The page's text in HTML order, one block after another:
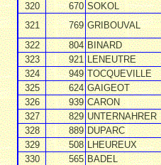
320
670 SOKOL
321
769 GRIBOUVAL
322
804 BINARD
323
921 LENEUTRE
324
949 TOCQUEVILLE
325
624 GAIGEOT
326
939 CARON
327
829 UNTERNAHRER
328
889 DUPARC
329
508 LHEUREUX
330
565 BADEL